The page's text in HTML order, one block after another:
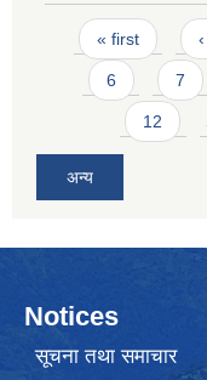
Pages
« first
6 7
12
अन्य
Notices
सूचना तथा समाचार